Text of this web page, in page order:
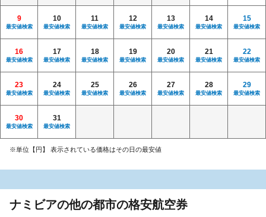
9
最安値検索
10
最安値検索
11
最安値検索
12
最安値検索
13
最安値検索
14
最安値検索
15
最安値検索
16
最安値検索
17
最安値検索
18
最安値検索
19
最安値検索
20
最安値検索
21
最安値検索
22
最安値検索
23
最安値検索
24
最安値検索
25
最安値検索
26
最安値検索
27
最安値検索
28
最安値検索
29
最安値検索
30
最安値検索
31
最安値検索
※単位【円】 表示されている価格はその日の最安値
ナミビアの他の都市の格安航空券